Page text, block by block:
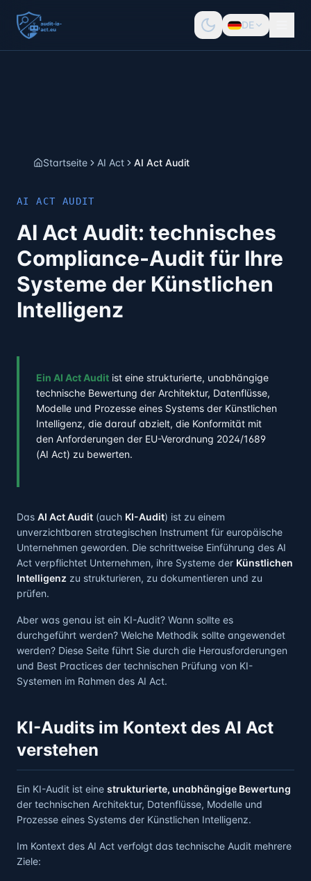
DE
Startseite AI Act AI Act Audit
AI ACT AUDIT
AI Act Audit: technisches
Compliance-Audit für Ihre
Systeme der Künstlichen
Intelligenz
Ein AI Act Audit ist eine strukturierte, unabhängige
technische Bewertung der Architektur, Datenflüsse,
Modelle und Prozesse eines Systems der Künstlichen
Intelligenz, die darauf abzielt, die Konformität mit
den Anforderungen der EU-Verordnung 2024/1689
(AI Act) zu bewerten.
Das AI Act Audit (auch KI-Audit) ist zu einem
unverzichtbaren strategischen Instrument für europäische
Unternehmen geworden. Die schrittweise Einführung des AI
Act verpflichtet Unternehmen, ihre Systeme der Künstlichen
Intelligenz zu strukturieren, zu dokumentieren und zu
prüfen.
Aber was genau ist ein KI-Audit? Wann sollte es
durchgeführt werden? Welche Methodik sollte angewendet
werden? Diese Seite führt Sie durch die Herausforderungen
und Best Practices der technischen Prüfung von KI-
Systemen im Rahmen des AI Act.
KI-Audits im Kontext des AI Act
verstehen
Ein KI-Audit ist eine strukturierte, unabhängige Bewertung
der technischen Architektur, Datenflüsse, Modelle und
Prozesse eines Systems der Künstlichen Intelligenz.
Im Kontext des AI Act verfolgt das technische Audit mehrere
Ziele: